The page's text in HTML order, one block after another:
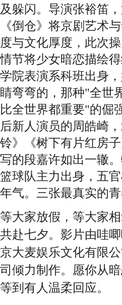
及躲闪。导演张裕笛
《倒仓》将京剧艺术
度与文化厚度，此次
情节将少女暗恋描绘
学院表演系科班出身
睛弯弯的，那种"全世
比全世界都重要"的倔
后新人演员的周皓崎
铃》《树下有片红房
写的段嘉许如出一辙
篮球队主力出身，五
年气。 三张最真实的
等大家放假，等大家
共赴七夕。 影片由哇
京大麦娱乐文化有限
司倾力制作。 愿你从
等到 有人温柔回应。